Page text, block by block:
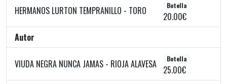
HERMANOS LURTON TEMPRANILLO - TORO Botella
20.00€
Autor
VIUDA NEGRA NUNCA JAMAS - RIOJA ALAVESA Botella
25.00€